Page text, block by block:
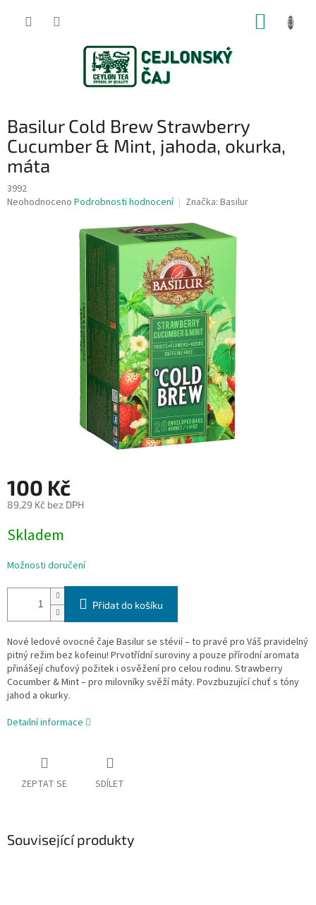
Basilur Cold Brew Strawberry
Cucumber & Mint, jahoda, okurka,
máta
3992
Průměrné
Neohodnoceno Podrobnosti hodnocení Značka: Basilur
100 Kč
89,29 Kč bez DPH
cena:
Skladem
Možnosti doručení
Přidat do košíku
Nové ledové ovocné čaje Basilur se stévií – to pravé pro Váš pravidelný
pitný režim bez kofeinu! Prvotřídní suroviny a pouze přírodní aromata
přinášejí chuťový požitek i osvěžení pro celou rodinu. Strawberry
Cocumber & Mint – pro milovníky svěží máty. Povzbuzující chuť s tóny
jahod a okurky.
Detailní informace
ZEPTAT SE SDÍLET
Související produkty